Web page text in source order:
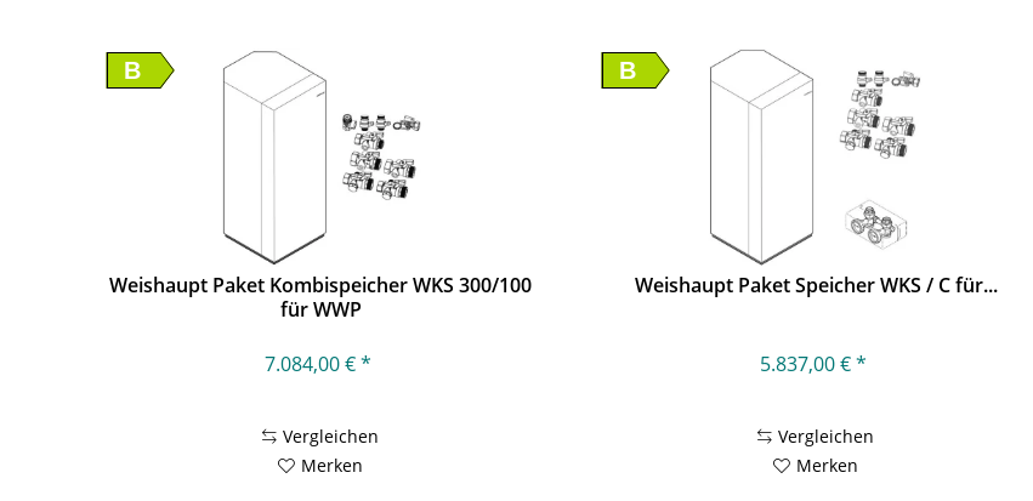
B
Weishaupt Paket Kombispeicher WKS 300/100
für WWP
7.084,00 € *
Vergleichen
Merken
B
Weishaupt Paket Speicher WKS / C für...
5.837,00 € *
Vergleichen
Merken